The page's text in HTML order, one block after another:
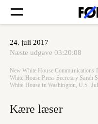
Forsider
Føljetoner
24. juli 2017
Næste udgave 03:20:08
New White House Communications
White House Press Secretary Sarah
White House in Washington, U.S.
Kære læser